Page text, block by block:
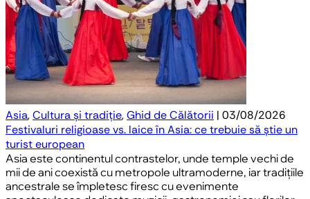
Asia,Cultura și tradiție,Ghid de Călătorii | 03/08/2026
Festivaluri religioase vs. laice în Asia: ce trebuie să știe un
turist european
Asia este continentul contrastelor, unde temple vechi de
mii de ani coexistă cu metropole ultramoderne, iar tradițiile
ancestrale se împletesc firesc cu evenimente